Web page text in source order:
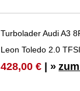
Turbolader Audi A3
Leon Toledo 2.0
428,00 € | »